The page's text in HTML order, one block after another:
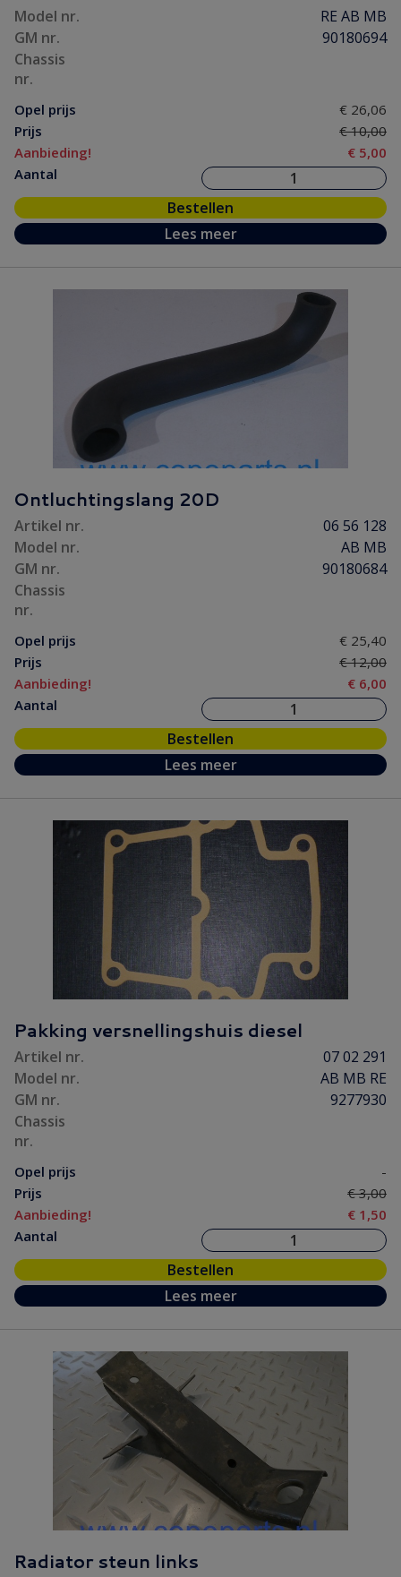
Model nr.
RE AB MB
GM nr.
90180694
Chassis
nr.
Opel prijs
€ 26,06
Prijs
€ 10,00
Aanbieding!
€ 5,00
Aantal
Bestellen
Lees meer
Ontluchtingslang 20D
Artikel nr.
06 56 128
Model nr.
AB MB
GM nr.
90180684
Chassis
nr.
Opel prijs
€ 25,40
Prijs
€ 12,00
Aanbieding!
€ 6,00
Aantal
Bestellen
Lees meer
Pakking versnellingshuis diesel
Artikel nr.
07 02 291
Model nr.
AB MB RE
GM nr.
9277930
Chassis
nr.
Opel prijs
-
Prijs
€ 3,00
Aanbieding!
€ 1,50
Aantal
Bestellen
Lees meer
Radiator steun links